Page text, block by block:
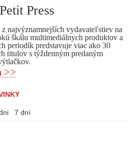
Press
z najvýznamnejších vydavateľstiev na
škálu multimediálnych produktov a
periodík predstavuje viac ako 30
titulov s týždenným predaným
>>
7 dní